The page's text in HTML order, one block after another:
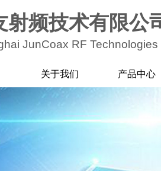
关于我们 产品中心
射频技术有限公
JunCoax RF Technologies